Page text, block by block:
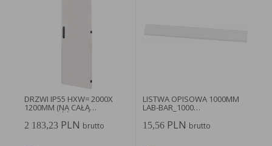
DRZWI IP55 HXW= 2000X
1200MM (NA CAŁĄ
SZEROKOŚĆ...
2 183,23PLN brutto
LISTWA OPISOWA 1000MM
LAB-BAR_1000
15,56 PLN brutto